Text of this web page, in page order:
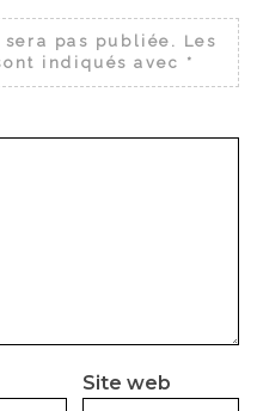
pas publiée.
Les
indiqués avec *
Site web